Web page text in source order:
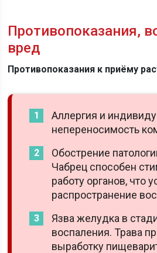
Противопоказания,
вред
Противопоказания к приёму
Аллергия и
непереносимость
Обострение
Чабрец способен
работу органов, что
распространение
Язва желудка в
воспаления. Трава
выработку